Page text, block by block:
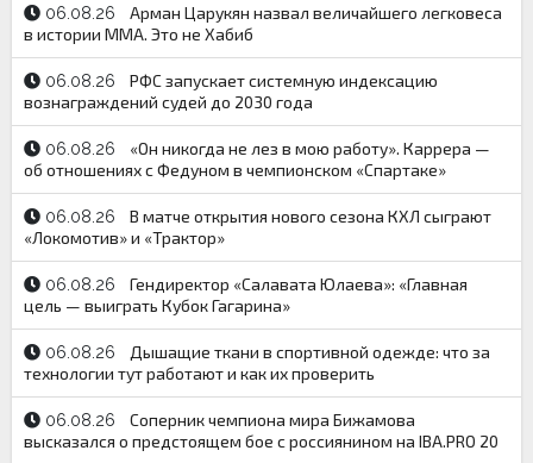
06.08.26
Арман Царукян назвал величайшего легковеса
в истории ММА. Это не Хабиб
06.08.26
РФС запускает системную индексацию
вознаграждений судей до 2030 года
06.08.26
«Он никогда не лез в мою работу». Каррера —
об отношениях с Федуном в чемпионском «Спартаке»
06.08.26
В матче открытия нового сезона КХЛ сыграют
«Локомотив» и «Трактор»
06.08.26
Гендиректор «Салавата Юлаева»: «Главная
цель — выиграть Кубок Гагарина»
06.08.26
Дышащие ткани в спортивной одежде: что за
технологии тут работают и как их проверить
06.08.26
Соперник чемпиона мира Бижамова
высказался о предстоящем бое с россиянином на IBA.PRO 20